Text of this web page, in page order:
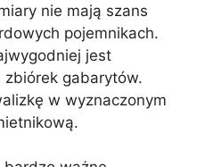
nie mają szans
pojemnikach.
jest
zbiórek gabarytów.
w wyznaczonym